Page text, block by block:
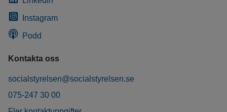
Instagram
Podd
Kontakta oss
socialstyrelsen@socialstyrelsen.se
075-247 30 00